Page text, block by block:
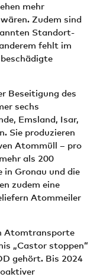
mehr
Zudem sind
Standort-
fehlt im
Beseitigung des
sechs
Emsland, Isar,
Sie produzieren
Atommüll – pro
als 200
in Gronau und die
zudem eine
Atommeiler
Atomtransporte
„Castor stoppen“
gehört. Bis 2024